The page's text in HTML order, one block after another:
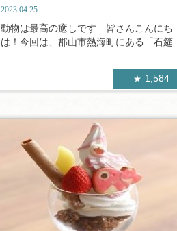
2023.04.25
動物は最高の癒しです 皆さんこんにち
は！今回は、郡山市熱海町にある「石筵...
1,584